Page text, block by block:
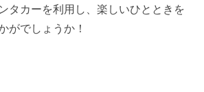
タカーを利用し、楽しいひとときを
がでしょうか！